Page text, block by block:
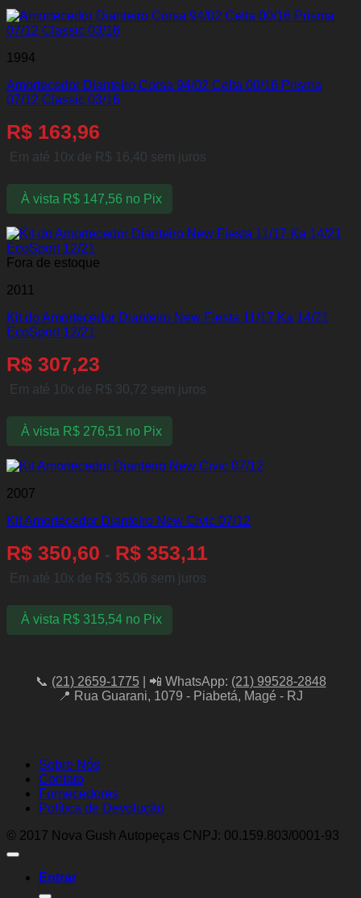
1994
Amortecedor Dianteiro Corsa 94/02 Celta 00/16 Prisma
07/12 Classic 03/16
R$ 163,96
Em até 10x de R$ 16,40 sem juros
À vista R$147,56 no Pix
Fora de estoque
2011
Kit do Amortecedor Dianteiro New Fiesta 11/17 Ka 14/21
EcoSport 12/21
R$ 307,23
Em até 10x de R$ 30,72 sem juros
À vista R$276,51 no Pix
2007
Kit Amortecedor Dianteiro New Civic 07/12
R$ 350,60 - R$ 353,11
Em até 10x de R$ 35,06 sem juros
À vista R$315,54 no Pix
📞 (21) 2659-1775| 📲 WhatsApp: (21) 99528-2848
📍 Rua Guarani, 1079 - Piabetá, Magé - RJ
Sobre Nós
Contato
Fornecedores
Política de Devolução
© 2017 Nova Gush Autopeças CNPJ: 00.159.803/0001-93
Entrar